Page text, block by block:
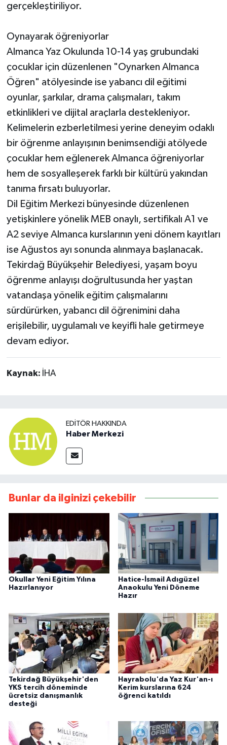
gerçekleştiriliyor.
Oynayarak öğreniyorlar
Almanca Yaz Okulunda 10-14 yaş grubundaki
çocuklar için düzenlenen "Oynarken Almanca
Öğren" atölyesinde ise yabancı dil eğitimi
oyunlar, şarkılar, drama çalışmaları, takım
etkinlikleri ve dijital araçlarla destekleniyor.
Kelimelerin ezberletilmesi yerine deneyim odaklı
bir öğrenme anlayışının benimsendiği atölyede
çocuklar hem eğlenerek Almanca öğreniyorlar
hem de sosyalleşerek farklı bir kültürü yakından
tanıma fırsatı buluyorlar.
Dil Eğitim Merkezi bünyesinde düzenlenen
yetişkinlere yönelik MEB onaylı, sertifikalı A1 ve
A2 seviye Almanca kurslarının yeni dönem kayıtları
ise Ağustos ayı sonunda alınmaya başlanacak.
Tekirdağ Büyükşehir Belediyesi, yaşam boyu
öğrenme anlayışı doğrultusunda her yaştan
vatandaşa yönelik eğitim çalışmalarını
sürdürürken, yabancı dil öğrenimini daha
erişilebilir, uygulamalı ve keyifli hale getirmeye
devam ediyor.
Kaynak: İHA
EDITÖR HAKKINDA
Haber Merkezi
Bunlar da ilginizi çekebilir
Okullar Yeni Eğitim Yılına
Hazırlanıyor
Hatice-İsmail Adıgüzel
Anaokulu Yeni Döneme
Hazır
Tekirdağ Büyükşehir'den
YKS tercih döneminde
ücretsiz danışmanlık
desteği
Hayrabolu'da Yaz Kur'an-ı
Kerim kurslarına 624
öğrenci katıldı